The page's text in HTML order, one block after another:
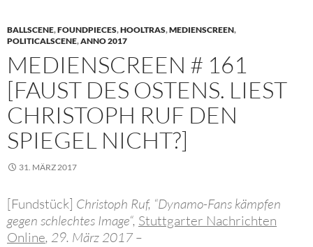
BALLSCENE,FOUNDPIECES,HOOLTRAS,MEDIENSCREEN,
POLITICALSCENE,ANNO 2017
MEDIENSCREEN # 161
[FAUST DES OSTENS. LIEST
CHRISTOPH RUF DEN
SPIEGEL NICHT?]
31. MÄRZ 2017
[Fundstück] Christoph Ruf, “Dynamo-Fans kämpfen
gegen schlechtes Image“, Stuttgarter Nachrichten
Online, 29. März 2017 –